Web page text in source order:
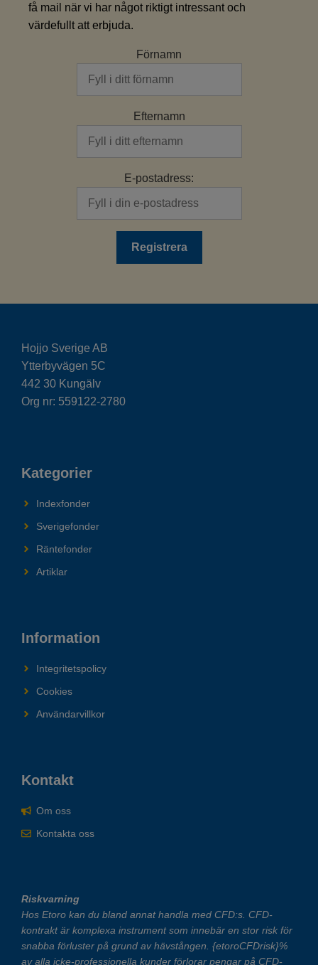
få mail när vi har något riktigt intressant och
värdefullt att erbjuda.
Förnamn
Efternamn
E-postadress:
Hojjo Sverige AB
Ytterbyvägen 5C
442 30 Kungälv
Org nr: 559122-2780
Kategorier
Indexfonder
Sverigefonder
Räntefonder
Artiklar
Information
Integritetspolicy
Cookies
Användarvillkor
Kontakt
Om oss
Kontakta oss
Riskvarning
Hos Etoro kan du bland annat handla med CFD:s. CFD-
kontrakt är komplexa instrument som innebär en stor risk för
snabba förluster på grund av hävstången. {etoroCFDrisk}%
av alla icke-professionella kunder förlorar pengar på CFD-